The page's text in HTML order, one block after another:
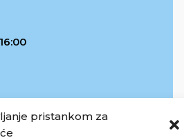
pristankom za